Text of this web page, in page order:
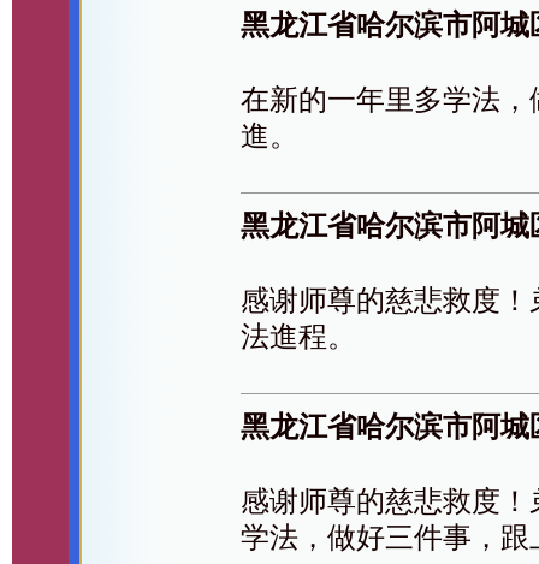
黑龙江省哈尔滨市阿
在新的一年里多学法
進。
黑龙江省哈尔滨市阿
感谢师尊的慈悲救度
法進程。
黑龙江省哈尔滨市阿
感谢师尊的慈悲救度
学法，做好三件事，跟